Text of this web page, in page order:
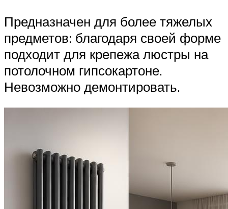
Предназначен для более тяжелых
предметов: благодаря своей форме
подходит для крепежа люстры на
потолочном гипсокартоне.
Невозможно демонтировать.